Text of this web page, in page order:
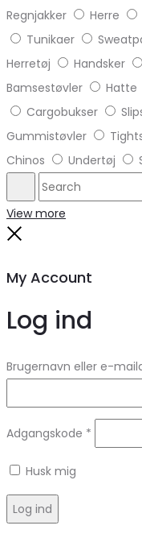
Regnjakker
Herre
Tunikaer
Herretøj
Handsker
Bamsestøvler
Hatte
Cargobukser
Gummistøvler
Chinos
Undertøj
Search
View more
My Account
Log ind
Brugernavn eller e-
Adgangskode *
Husk mig
Log ind